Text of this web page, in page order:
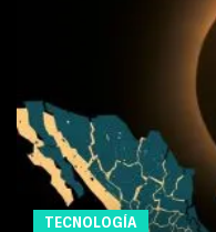
TECNOLOGÍA